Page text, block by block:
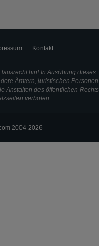
Kontakt
hin! In Ausübung dieses
Ämtern, juristischen Personen
Anstalten des öffentlichen Rechts
verboten.
2004-2026